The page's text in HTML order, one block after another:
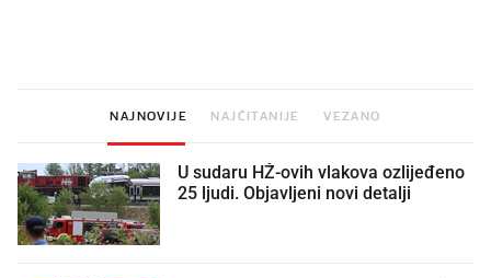
NAJNOVIJE NAJČITANIJE VEZANO
U sudaru HŽ-ovih vlakova ozlijeđeno
25 ljudi. Objavljeni novi detalji